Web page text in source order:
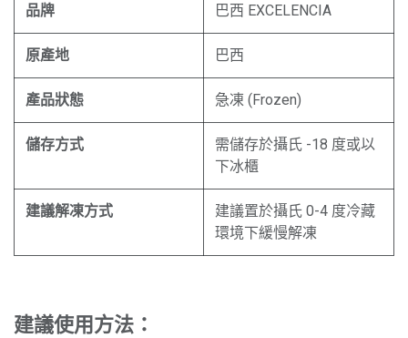
品牌 巴西 EXCELENCIA
原產地 巴西
產品狀態 急凍 (Frozen)
儲存方式
需儲存於攝氏 -18 度或以
下冰櫃
建議解凍方式
建議置於攝氏 0-4 度冷藏
環境下緩慢解凍
建議使用方法：